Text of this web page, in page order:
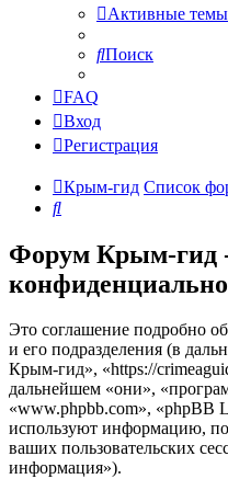
Активные темы
Поиск
FAQ
Вход
Регистрация
Крым-гид Список
Поиск
Форум Крым-гид
Это соглашение подробно
и его подразделения (в
Крым-гид», «https://
дальнейшем «они»,
«www.phpbb.com», «phpBB
используют информацию,
ваших пользовательских
информация»).